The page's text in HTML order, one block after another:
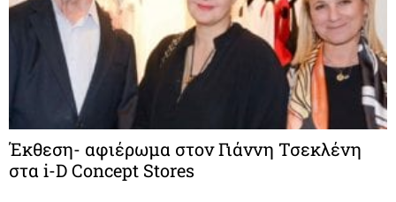
Έκθεση- αφιέρωμα στον Γιάννη Τσεκλένη
στα i-D Concept Stores